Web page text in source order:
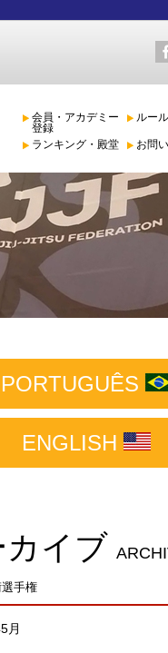
会員・アカデミー
登録
ルー
ランキング・殿堂 お問
PORTUGUÊS
ENGLISH
カイブ
手権
月